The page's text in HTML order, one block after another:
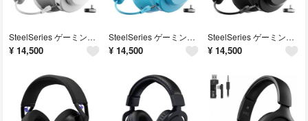
SteelSeries ゲーミングヘッドセット Arctis Nova 3PW ワイヤレス 軽量 密閉型AIノイズキャンセリング
¥ 14,500
SteelSeries ゲーミングヘッドセット Arctis Nova 3PW ワイヤレス 軽量 密閉型 AIノイズキャンセリング
¥ 14,500
SteelSeries ゲーミングヘッドセット Arctis Nova 3PW ワイヤレス 軽量 密閉型AIノイズキャンセリング
¥ 14,500